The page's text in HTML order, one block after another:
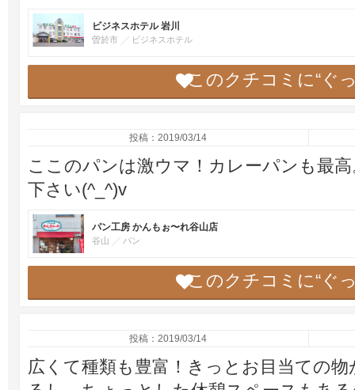
ビジネスホテル 岩川
曽於市 ビジネスホテル
このクチコミに“ぐ
投稿：2019/03/14
ここのパンは激ウマ！カレーパンも最
下さい(^_^)v
パン工房 かんもぉ〜れ谷山店
谷山 パン
このクチコミに“ぐ
投稿：2019/03/14
広くて種類も豊富！きっとお目当ての